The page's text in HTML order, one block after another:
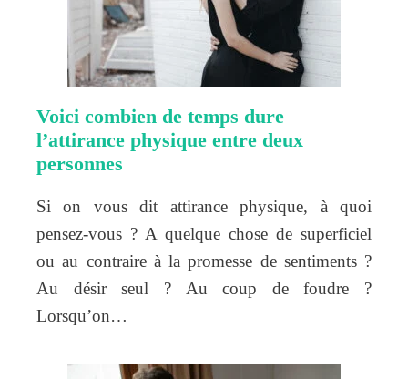
Voici combien de temps dure
l’attirance physique entre deux
personnes
Si on vous dit attirance physique, à quoi
pensez-vous ? A quelque chose de superficiel
ou au contraire à la promesse de sentiments ?
Au désir seul ? Au coup de foudre ?
Lorsqu’on…